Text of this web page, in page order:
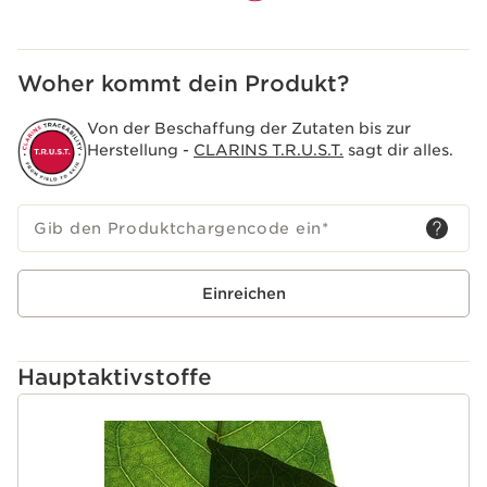
Woher kommt dein Produkt?
Von der Beschaffung der Zutaten bis zur
Herstellung - CLARINS T.R.U.S.T. sagt dir alles.
Gib den Produktchargencode ein*
Einreichen
Hauptaktivstoffe
WEITER ZUM INHALT